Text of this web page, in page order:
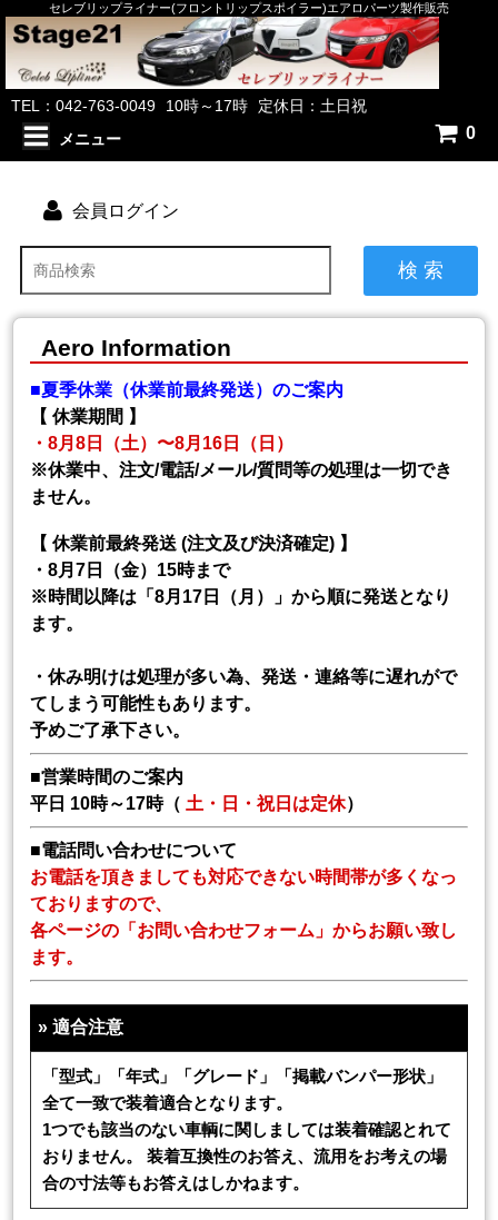
セレブリップライナー(フロントリップスポイラー)エアロパーツ製作販売
TEL：042-763-0049 10時～17時 定休日：土日祝
メニュー 0
会員ログイン
検 索
Aero Information
■夏季休業（休業前最終発送）のご案内
【 休業期間 】
・8月8日（土）〜8月16日（日）
※休業中、注文/電話/メール/質問等の処理は一切でき
ません。
【 休業前最終発送 (注文及び決済確定) 】
・8月7日（金）15時まで
※時間以降は「8月17日（月）」から順に発送となり
ます。
・休み明けは処理が多い為、発送・連絡等に遅れがで
てしまう可能性もあります。
予めご了承下さい。
■営業時間のご案内
平日 10時～17時（ 土・日・祝日は定休）
■電話問い合わせについて
お電話を頂きましても対応できない時間帯が多くなっ
ておりますので、
各ページの「お問い合わせフォーム」からお願い致し
ます。
»適合注意
「型式」「年式」「グレード」「掲載バンパー形状」
全て一致で装着適合となります。
1つでも該当のない車輌に関しましては装着確認とれて
おりません。 装着互換性のお答え、流用をお考えの場
合の寸法等もお答えはしかねます。